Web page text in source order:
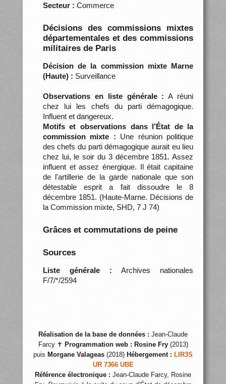
Secteur : Commerce
Décisions des commissions mixtes
départementales et des commissions
militaires de Paris
Décision de la commission mixte Marne
(Haute) : Surveillance
Observations en liste générale : A réuni
chez lui les chefs du parti démagogique.
Influent et dangereux.
Motifs et observations dans l’État de la
commission mixte : Une réunion politique
des chefs du parti démagogique aurait eu lieu
chez lui, le soir du 3 décembre 1851. Assez
influent et assez énergique. Il était capitaine
de l'artillerie de la garde nationale que son
détestable esprit a fait dissoudre le 8
décembre 1851. (Haute-Marne. Décisions de
la Commission mixte, SHD, 7 J 74)
Grâces et commutations de peine
Sources
Liste générale : Archives nationales
F/7/*/2594
Réalisation de la base de données : Jean-Claude
Farcy ✝ Programmation web : Rosine Fry(2013)
puis Morgane Valageas (2018) Hébergement : LIR3S
UR 7366 UBE
Référence électronique : Jean-Claude Farcy, Rosine